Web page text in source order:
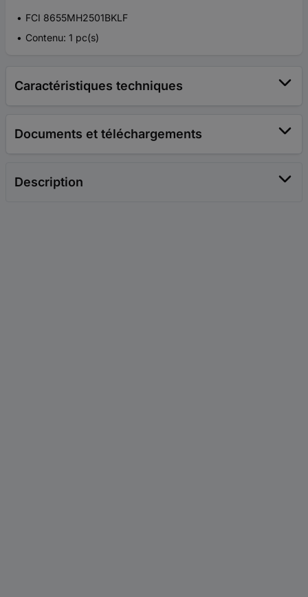
FCI 8655MH2501BKLF
Contenu: 1 pc(s)
Caractéristiques techniques
Documents et téléchargements
Description